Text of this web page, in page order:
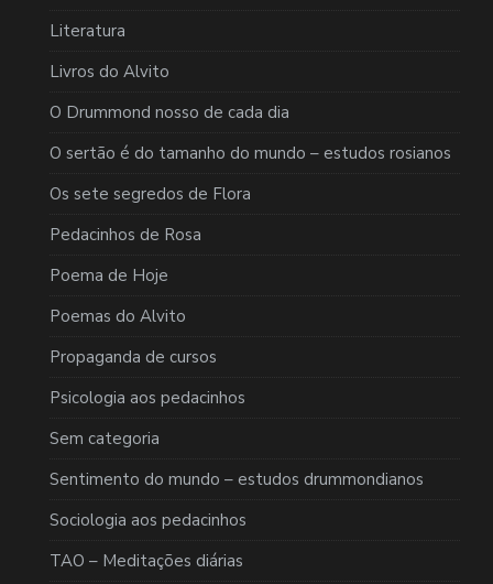
Literatura
Livros do Alvito
O Drummond nosso de cada dia
O sertão é do tamanho do mundo – estudos rosianos
Os sete segredos de Flora
Pedacinhos de Rosa
Poema de Hoje
Poemas do Alvito
Propaganda de cursos
Psicologia aos pedacinhos
Sem categoria
Sentimento do mundo – estudos drummondianos
Sociologia aos pedacinhos
TAO – Meditações diárias